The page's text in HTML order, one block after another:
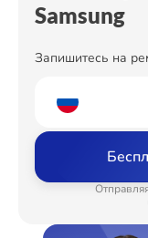
Samsung
Запишитесь на